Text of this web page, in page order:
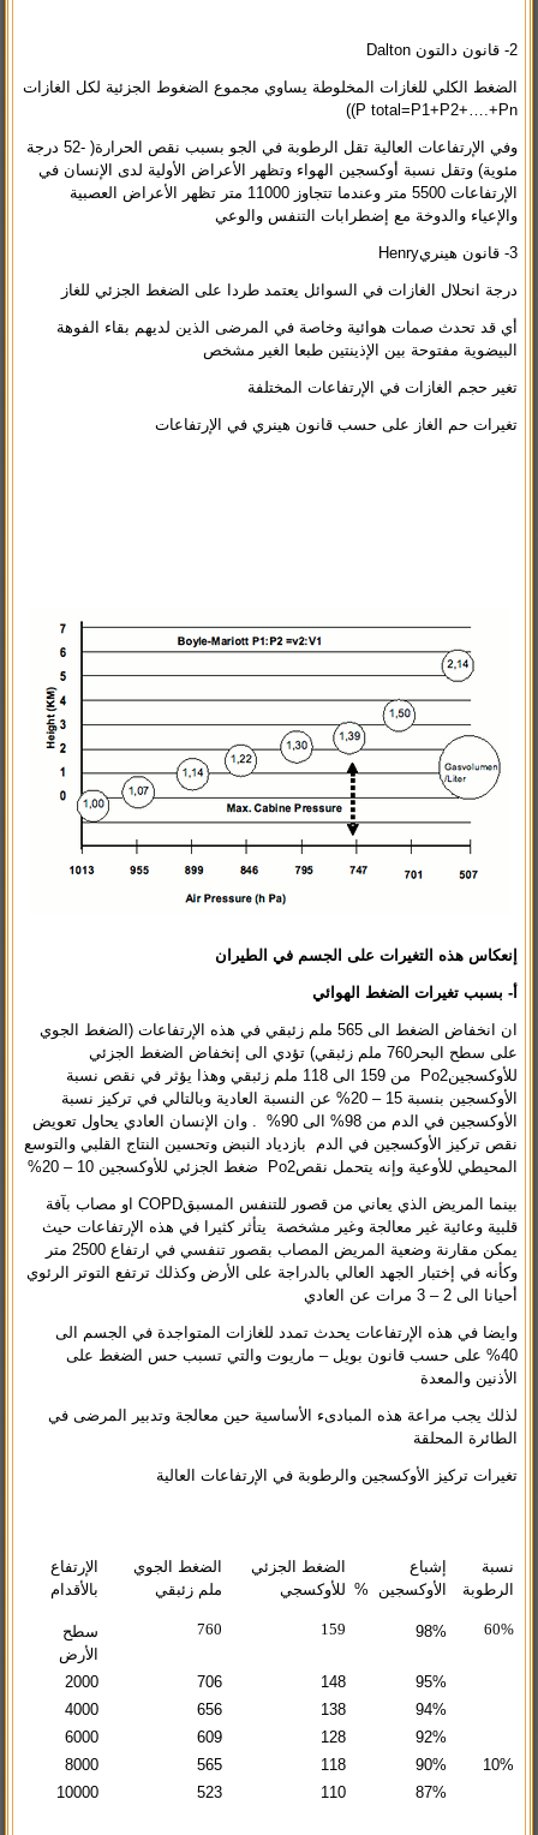
2- قانون دالتون Dalton
الضغط الكلي للغازات المخلوطة يساوي مجموع الضغوط الجزئية لكل الغازات
P total=P1+P2+….+Pn))
وفي الإرتفاعات العالية تقل الرطوبة في الجو بسبب نقص الحرارة( -52 درجة
مئوية) وتقل نسبة أوكسجين الهواء وتظهر الأعراض الأولية لدى الإنسان في
الإرتفاعات 5500 متر وعندما تتجاوز 11000 متر تظهر الأعراض العصبية
والإعياء والدوخة مع إضطرابات التنفس والوعي
3- قانون هينريHenry
درجة انحلال الغازات في السوائل يعتمد طردا على الضغط الجزئي للغاز
أي قد تحدث صمات هوائية وخاصة في المرضى الذين لديهم بقاء الفوهة
البيضوية مفتوحة بين الإذينتين طبعا الغير مشخص
تغير حجم الغازات في الإرتفاعات المختلفة
تغيرات حم الغاز على حسب قانون هينري في الإرتفاعات
نعكاس هذه التغيرات على الجسمفي الطيران
أ- بسبب تغيرات الضغط الهوائي
ان انخفاض الضغط الى 565 ملم زئبقي في هذه الإرتفاعات (الضغط الجوي
على سطح البحر760 ملم زئبقي) تؤدي الى إنخفاض الضغط الجزئي
للأوكسجينPo2 من 159 الى 118 ملم زئبقي وهذا يؤثر في نقص نسبة
الأوكسجين بنسبة 15 – 20% عن النسبة العادية وبالتالي في تركيز نسبة
الأوكسجين في الدم من 98% الى 90% . وان الإنسان العادي يحاول تعويض
نقص تركيز الأوكسجين في الدم بازدياد النبض وتحسين النتاج القلبي والتوسع
المحيطي للأوعية وإنه يتحمل نقصPo2 ضغط الجزئي للأوكسجين 10 – 20%
بينما المريض الذي يعاني من قصور للتنفس المسبقCOPD او مصاب بآفة
قلبية وعائية غير معالجة وغير مشخصة يتأثر كثيرا في هذه الإرتفاعات حيث
يمكن مقارنة وضعية المريض المصاب بقصور تنفسي في ارتفاع 2500 متر
وكأنه في إختبار الجهد العالي بالدراجة على الأرض وكذلك ترتفع التوتر الرئوي
أحيانا الى 2 – 3 مرات عن العادي
وايضا في هذه الإرتفاعات يحدث تمدد للغازات المتواجدة في الجسم الى
40% على حسب قانون بويل – ماريوت والتي تسبب حس الضغط على
الأذنين والمعدة
لذلك يجب مراعة هذه المبادىء الأساسية حين معالجة وتدبير المرضى في
الطائرة المحلقة
تغيرات تركيز الأوكسجين والرطوبة في الإرتفاعات العالية
نسبة
الرطوبة
إشباع
الأوكسجين %
الضغط الجزئي
للأوكسجي
الضغط الجوي
ملم زئبقي
الإرتفاع
بالأقدام
60%
98%
159
760
سطح
الأرض
95%
148
706
2000
94%
138
656
4000
92%
128
609
6000
10%
90%
118
565
8000
87%
110
523
10000